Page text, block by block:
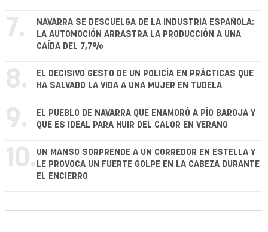
7.
NAVARRA SE DESCUELGA DE LA INDUSTRIA ESPAÑOLA:
LA AUTOMOCIÓN ARRASTRA LA PRODUCCIÓN A UNA
CAÍDA DEL 7,7%
8.
EL DECISIVO GESTO DE UN POLICÍA EN PRÁCTICAS QUE
HA SALVADO LA VIDA A UNA MUJER EN TUDELA
9.
EL PUEBLO DE NAVARRA QUE ENAMORÓ A PÍO BAROJA Y
QUE ES IDEAL PARA HUIR DEL CALOR EN VERANO
10. UN MANSO SORPRENDE A UN CORREDOR EN ESTELLA Y
LE PROVOCA UN FUERTE GOLPE EN LA CABEZA DURANTE
EL ENCIERRO